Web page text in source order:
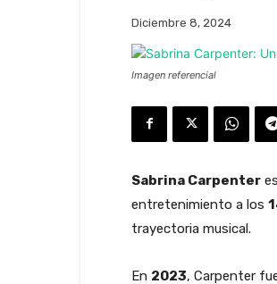
Diciembre 8, 2024
Imagen referencial
Sabrina Carpenter
entretenimiento a los
trayectoria musical.
En 2023, Carpenter